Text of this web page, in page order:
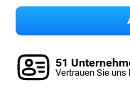
51
Vertrauen Sie uns